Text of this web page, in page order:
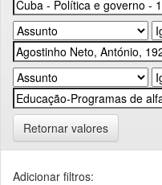
Retornar valores
Adicionar filtros: